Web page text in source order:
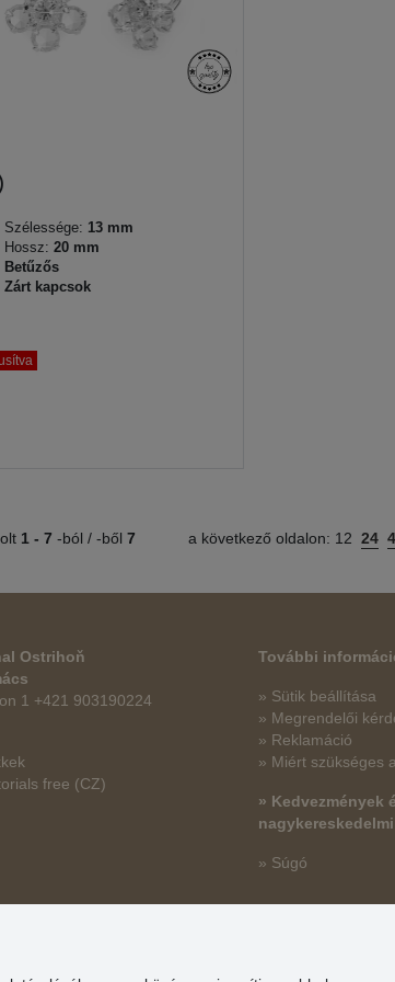
Szélessége: 13 mm
Hossz: 20 mm
Betűzős
Zárt kapcsok
1 - 7 -ból / -ből 7 a következő oldalon: 12 24
Ostrihoň
1 +421 903190224
free (CZ)
További
» Sütik beállítása
» Megrendelői
» Reklamáció
» Miért szükséges
» Kedvezmények
» Súgó